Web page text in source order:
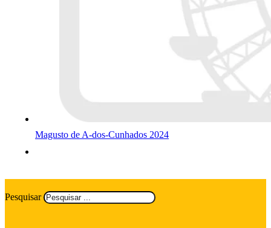
Magusto de A-dos-Cunhados 2024
Pesquisar